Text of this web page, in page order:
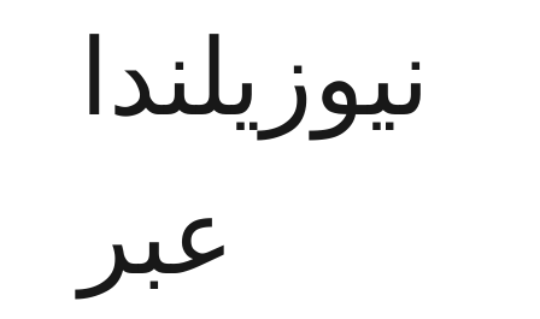
نيوزيلندا
عبر